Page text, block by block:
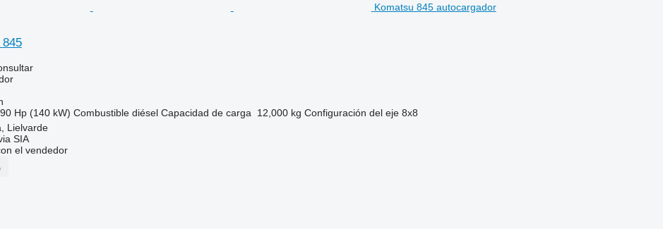
Komatsu 845 autocargador
Hp (140 kW) Combustible diésel Capacidad de carga 12,000 kg Configuración del eje 8x8
Lielvarde
SIA
el vendedor